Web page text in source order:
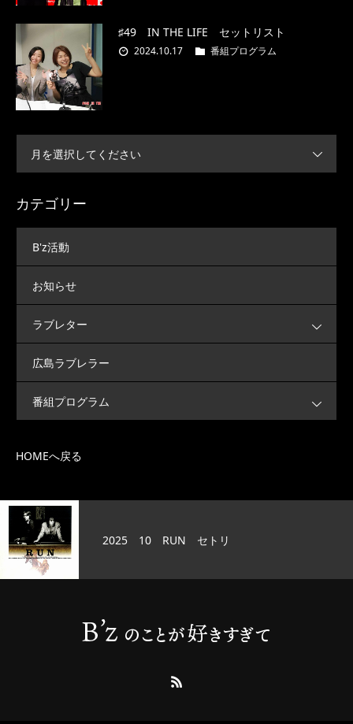
♯49 IN THE LIFE セットリスト
2024.10.17 番組プログラム
月を選択してください
カテゴリー
B'z活動
お知らせ
ラブレター
広島ラブレラー
番組プログラム
HOMEへ戻る
2025 10 RUN セトリ